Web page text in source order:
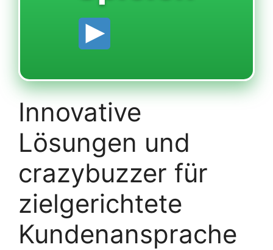
Innovative
Lösungen und
crazybuzzer für
zielgerichtete
Kundenansprache